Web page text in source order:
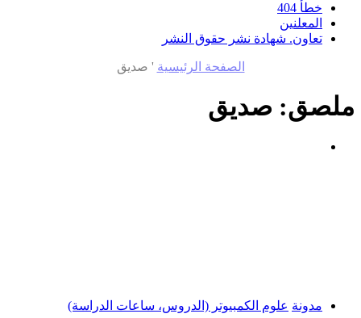
خطأ 404
المعلنين
تعاون. شهادة نشر حقوق النشر
الصفحة الرئيسية ' صديق
ملصق: صديق
مدونة علوم الكمبيوتر (الدروس، ساعات الدراسة)